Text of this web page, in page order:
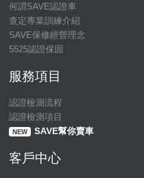
何謂SAVE認證車
查定專業訓練介紹
SAVE保修經營理念
5525認證保固
服務項目
認證檢測流程
認證檢測項目
NEW SAVE幫你賣車
客戶中心